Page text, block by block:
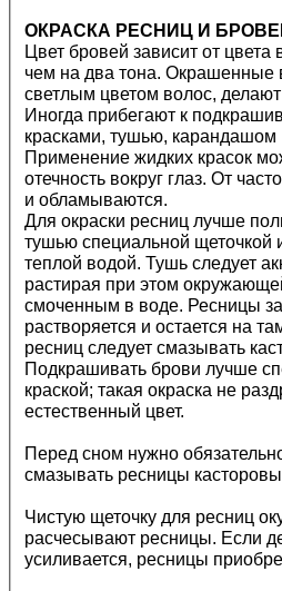
ОКРАСКА РЕСНИЦ И
Цвет бровей зависит от
чем на два тона. Окрашенные
светлым цветом волос,
Иногда прибегают к
красками, тушью, карандашом
Применение жидких красок
отечность вокруг глаз. От
и обламываются.
Для окраски ресниц лучше
тушью специальной
теплой водой. Тушь следует
растирая при этом
смоченным в воде. Ресницы
растворяется и остается на
ресниц следует смазывать
Подкрашивать брови лучше
краской; такая окраска не
естественный цвет.
Перед сном нужно
смазывать ресницы
Чистую щеточку для ресниц
расчесывают ресницы. Если
усиливается, ресницы